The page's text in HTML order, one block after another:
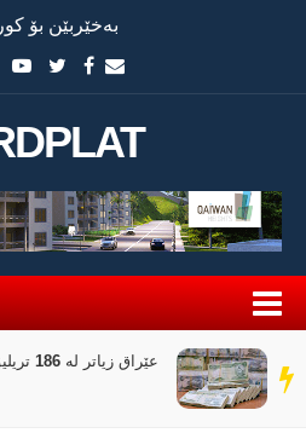
بەخێربێن بۆ
سەر
دێڕ
عێراق زیاتر لە 186 تریلیۆن دینار قەرزدارە